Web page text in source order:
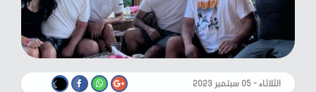
الثلاثاء - ٠٥ سبتمبر ٢٠٢٣